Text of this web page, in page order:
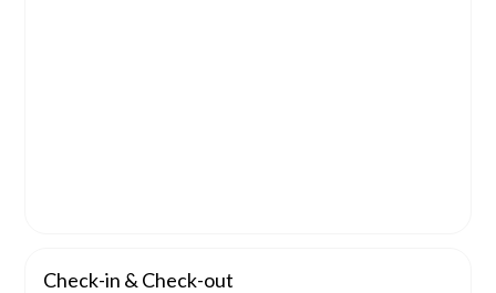
Check-in & Check-out